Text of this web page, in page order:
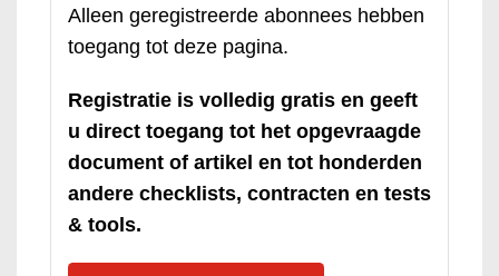
Alleen geregistreerde abonnees hebben
toegang tot deze pagina.
Registratie is volledig gratis en geeft
u direct toegang tot het opgevraagde
document of artikel en tot honderden
andere checklists, contracten en tests
& tools.